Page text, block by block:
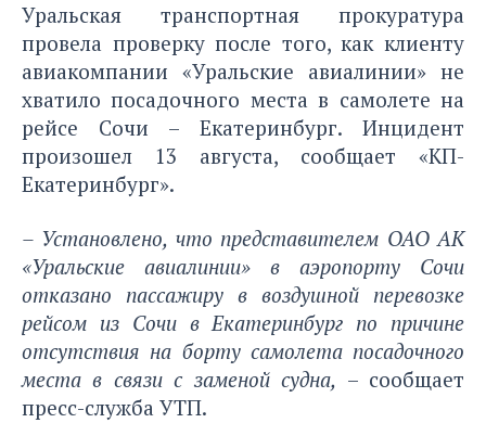
Уральская транспортная прокуратура
провела проверку после того, как клиенту
авиакомпании «Уральские авиалинии» не
хватило посадочного места в самолете на
рейсе Сочи – Екатеринбург. Инцидент
произошел 13 августа, сообщает «КП-
Екатеринбург».
– Установлено, что представителем ОАО АК
«Уральские авиалинии» в аэропорту Сочи
отказано пассажиру в воздушной перевозке
рейсом из Сочи в Екатеринбург по причине
отсутствия на борту самолета посадочного
места в связи с заменой судна, – сообщает
пресс-служба УТП.